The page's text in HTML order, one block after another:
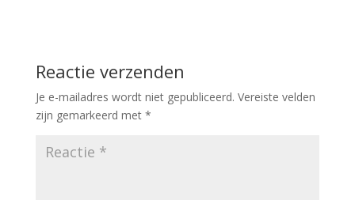
Reactie verzenden
Je e-mailadres wordt niet gepubliceerd. Vereiste velden
zijn gemarkeerd met *